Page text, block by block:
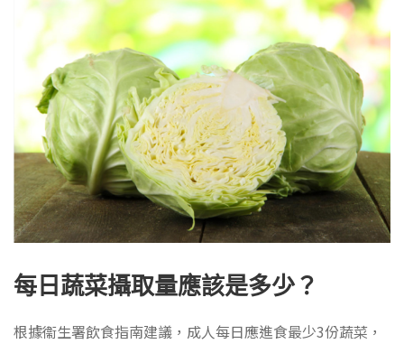
每日蔬菜攝取量應該是多少？
根據衞生署飲食指南建議，成人每日應進食最少3份蔬菜，